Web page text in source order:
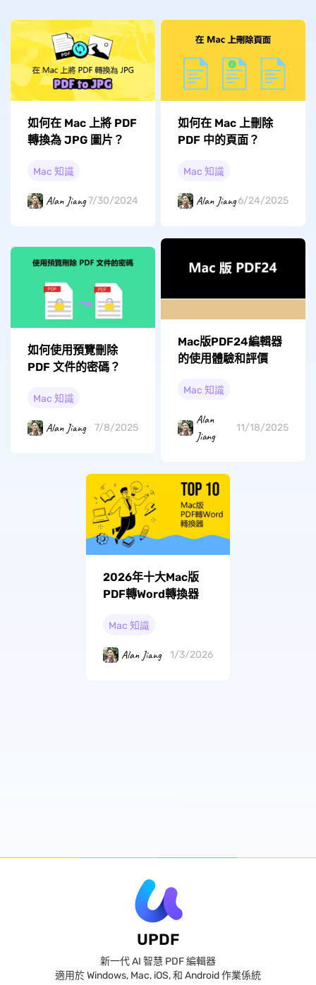
如何在 Mac 上將 PDF
轉換為 JPG 圖片？
Mac 知識
Alan Jiang7/30/2024
如何在 Mac 上刪除
PDF 中的頁面？
Mac 知識
Alan Jiang6/24/2025
如何使用預覽刪除
PDF 文件的密碼？
Mac 知識
Alan Jiang 7/8/2025
Mac版PDF24編輯器
的使用體驗和評價
Mac 知識
Alan
Jiang
11/18/2025
2026年十大Mac版
PDF轉Word轉換器
Mac 知識
Alan Jiang 1/3/2026
UPDF
新一代 AI 智慧 PDF 編輯器
適用於 Windows, Mac, iOS, 和 Android 作業係統